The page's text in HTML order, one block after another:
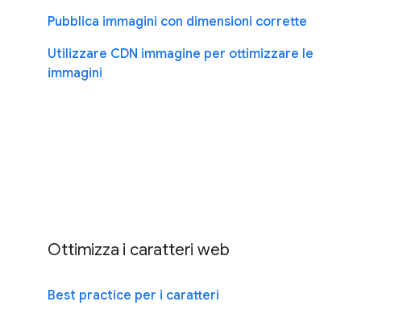
Pubblica immagini con dimensioni corrette
Utilizzare CDN immagine per ottimizzare le
immagini
Ottimizza i caratteri web
Best practice per i caratteri